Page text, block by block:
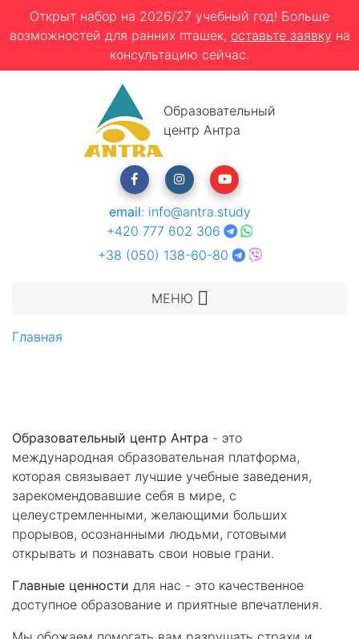
Открыт набор на 2026/27 учебный год! Больше
возможностей для ранних пташек, оставьте заявку на
консультацию сейчас.
Образовательный
центр Антра
email: info@antra.study
+420 777 602 306
+38 (050) 138-60-80
МЕНЮ
Главная
Образовательный центр Антра - это
международная образовательная платформа,
которая связывает лучшие учебные заведения,
зарекомендовавшие себя в мире, с
целеустремленными, желающими больших
прорывов, осознанными людьми, готовыми
открывать и познавать свои новые грани.
Главные ценности для нас - это качественное
доступное образование и приятные впечатления.